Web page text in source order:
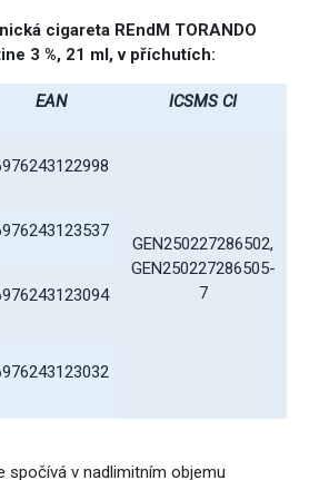
cigareta REndM TORANDO
3 %, 21 ml, v příchutích:
EAN ICSMS CI
GEN250227286502,
GEN250227286505-
7
spočívá v nadlimitním objemu